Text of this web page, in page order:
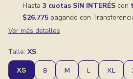
Hasta 3 cuotas SIN INTERÉScon
$26.775pagando con
Ver más detalles
Talle: XS
XS S M L XL